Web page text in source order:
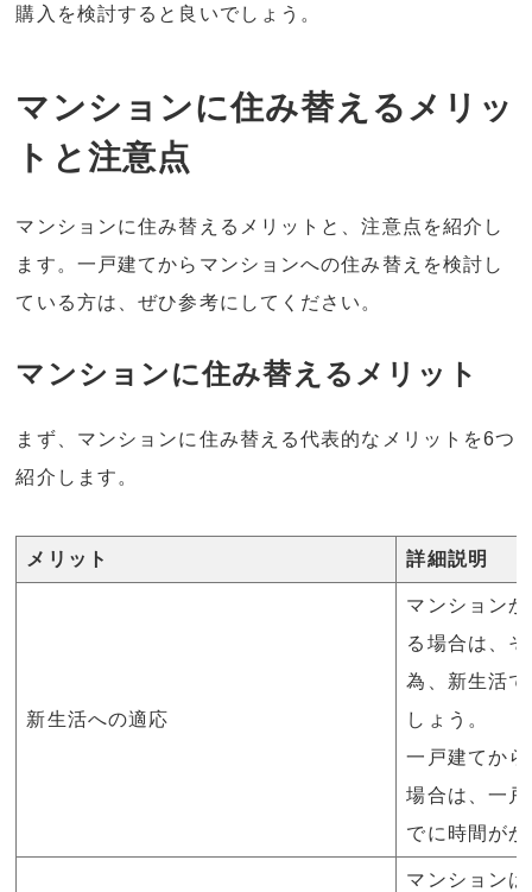
購入を検討すると良いでしょう。
マンションに住み替えるメリッ
トと注意点
マンションに住み替えるメリットと、注意点を紹介し
ます。一戸建てからマンションへの住み替えを検討し
ている方は、ぜひ参考にしてください。
マンションに住み替えるメリット
まず、マンションに住み替える代表的なメリットを6つ
紹介します。
メリット 詳細説明
新生活への適応
マンション
る場合は、
為、新生活
しょう。
一戸建てか
場合は、一
でに時間が
マンション